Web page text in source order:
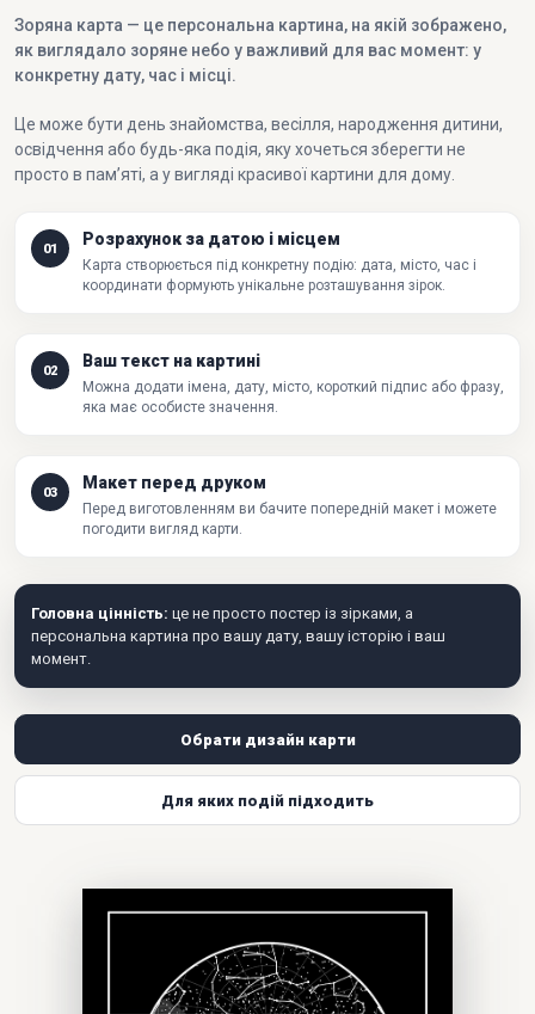
Зоряна карта — це персональна картина, на якій зображено,
як виглядало зоряне небо у важливий для вас момент: у
конкретну дату, час і місці.
Це може бути день знайомства, весілля, народження дитини,
освідчення або будь-яка подія, яку хочеться зберегти не
просто в пам’яті, а у вигляді красивої картини для дому.
01 Розрахунок за датою і місцем
Карта створюється під конкретну подію: дата, місто, час і
координати формують унікальне розташування зірок.
02 Ваш текст на картині
Можна додати імена, дату, місто, короткий підпис або фразу,
яка має особисте значення.
03 Макет перед друком
Перед виготовленням ви бачите попередній макет і можете
погодити вигляд карти.
Головна цінність: це не просто постер із зірками, а
персональна картина про вашу дату, вашу історію і ваш
момент.
Обрати дизайн карти
Для яких подій підходить